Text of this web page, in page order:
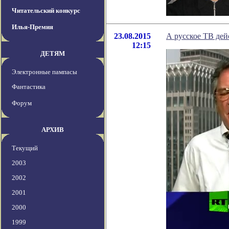
Читательский конкурс
Илья-Премия
ДЕТЯМ
Электронные пампасы
Фантастика
Форум
АРХИВ
Текущий
2003
2002
2001
2000
1999
23.08.2015
12:15
А русское ТВ